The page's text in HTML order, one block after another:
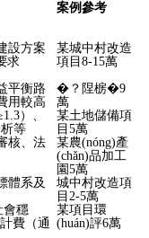
案例參考
建設方案
求
某城中村改造
項目8-15萬
平衡路
用較高
�？陧椖�9
萬
）、
析等
某土地儲備項
目5萬
、法
某農(nóng)產
(chǎn)品加工
園5萬
體系及
城中村改造項
目2-5萬
會穩
費（通
某項目環
(huán)評6萬